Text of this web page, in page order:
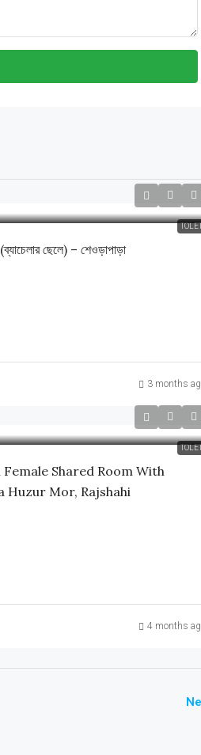
ছেলে) – শেওড়াপাড়া
3 months
Female Shared Room With
Huzur Mor, Rajshahi
4 months